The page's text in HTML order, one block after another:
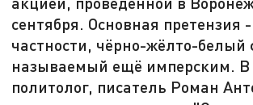
сентября. Основная претензия
частности, чёрно-жёлто-белый
называемый ещё имперским. В
политолог, писатель Роман